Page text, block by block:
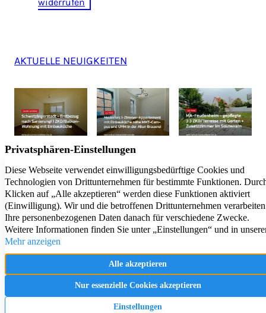
AKTUELLE NEUIGKEITEN
5,0/5
43 Kundenstimmen